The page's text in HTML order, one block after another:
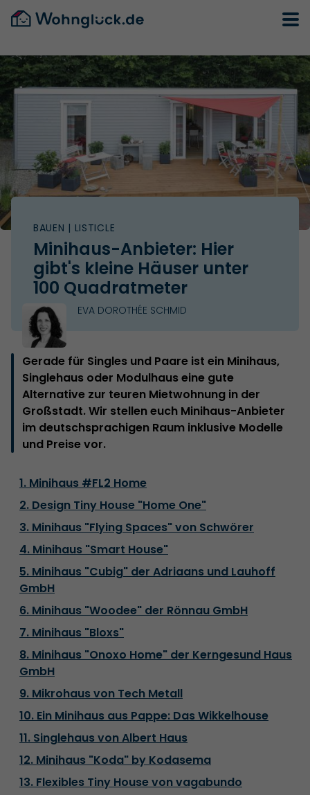
BAUEN | LISTICLE
Minihaus-Anbieter: Hier
gibt's kleine Häuser unter
100 Quadratmeter
EVA DOROTHÉE SCHMID
Gerade für Singles und Paare ist ein Minihaus,
Singlehaus oder Modulhaus eine gute
Alternative zur teuren Mietwohnung in der
Großstadt. Wir stellen euch Minihaus-Anbieter
im deutschsprachigen Raum inklusive Modelle
und Preise vor.
1. Minihaus #FL2 Home
2. Design Tiny House "Home One"
3. Minihaus "Flying Spaces" von Schwörer
4. Minihaus "Smart House"
5. Minihaus "Cubig" der Adriaans und Lauhoff
GmbH
6. Minihaus "Woodee" der Rönnau GmbH
7. Minihaus "Bloxs"
8. Minihaus "Onoxo Home" der Kerngesund Haus
GmbH
9. Mikrohaus von Tech Metall
10. Ein Minihaus aus Pappe: Das Wikkelhouse
11. Singlehaus von Albert Haus
12. Minihaus "Koda" by Kodasema
13. Flexibles Tiny House von vagabundo